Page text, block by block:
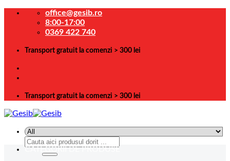
Skip
office@gesib.ro
8:00-17:00
0369 422 740
Transport gratuit la comenzi > 300 lei
Transport gratuit la comenzi > 300 lei
Caută
CATEGORII DE PRODUSE